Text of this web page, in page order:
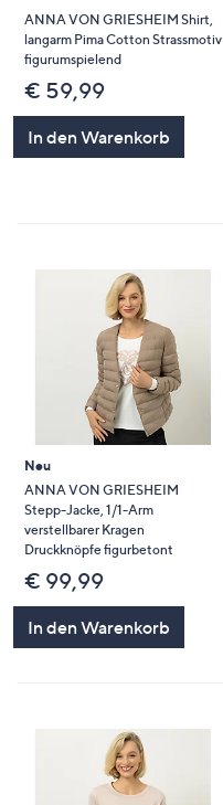
ANNA VON GRIESHEIM Shirt,
langarm Pima Cotton Strassmotiv
figurumspielend
€ 59,99
In den Warenkorb
Neu
ANNA VON GRIESHEIM
Stepp-Jacke, 1/1-Arm
verstellbarer Kragen
Druckknöpfe figurbetont
€ 99,99
In den Warenkorb